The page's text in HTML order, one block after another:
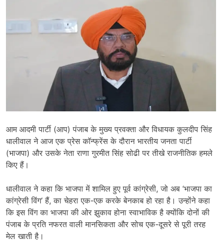
आम आदमी पार्टी (आप) पंजाब के मुख्य प्रवक्ता और विधायक कुलदीप सिंह
धालीवाल ने आज एक प्रेस कॉन्फ्रेंस के दौरान भारतीय जनता पार्टी
(भाजपा) और उसके नेता राणा गुरमीत सिंह सोढी पर तीखे राजनीतिक हमले
किए हैं।
धालीवाल ने कहा कि भाजपा में शामिल हुए पूर्व कांग्रेसी, जो अब ‘भाजपा का
कांग्रेसी विंग’ हैं, का चेहरा एक-एक करके बेनकाब हो रहा है। उन्होंने कहा
कि इस विंग का भाजपा की ओर झुकाव होना स्वाभाविक है क्योंकि दोनों की
पंजाब के प्रति नफरत वाली मानसिकता और सोच एक-दूसरे से पूरी तरह
मेल खाती है।